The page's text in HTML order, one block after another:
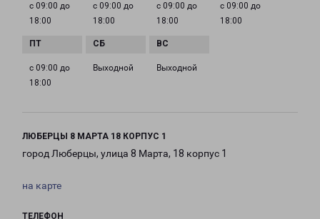
с 09:00 до
18:00
с 09:00 до
18:00
с 09:00 до
18:00
с 09:00 до
18:00
с 09:00 до
18:00
Выходной Выходной
ЛЮБЕРЦЫ 8 МАРТА 18 КОРПУС 1
город Люберцы, улица 8 Марта, 18 корпус 1
на карте
ТЕЛЕФОН